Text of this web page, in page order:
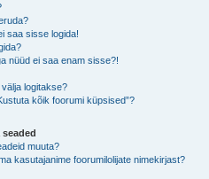
saa sisse logida!
nüüd ei saa enam sisse?!
logitakse?
kõik foorumi küpsised”?
muuta?
kasutajanime foorumilolijate nimekirjast?